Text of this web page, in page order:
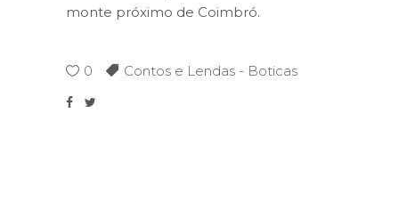
monte próximo de Coimbró.
0 Contos e Lendas - Boticas